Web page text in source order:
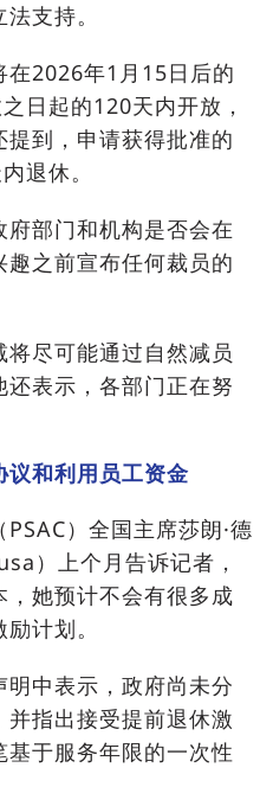
支持。
在2026年1月15日后的
日起的120天内开放，
到，申请获得批准的
退休。
部门和机构是否会在
之前宣布任何裁员的
尽可能通过自然减员
表示，各部门正在努
和利用员工资金
）全国主席莎朗·德
）上个月告诉记者，
她预计不会有很多成
计划。
中表示，政府尚未分
指出接受提前退休激
于服务年限的一次性